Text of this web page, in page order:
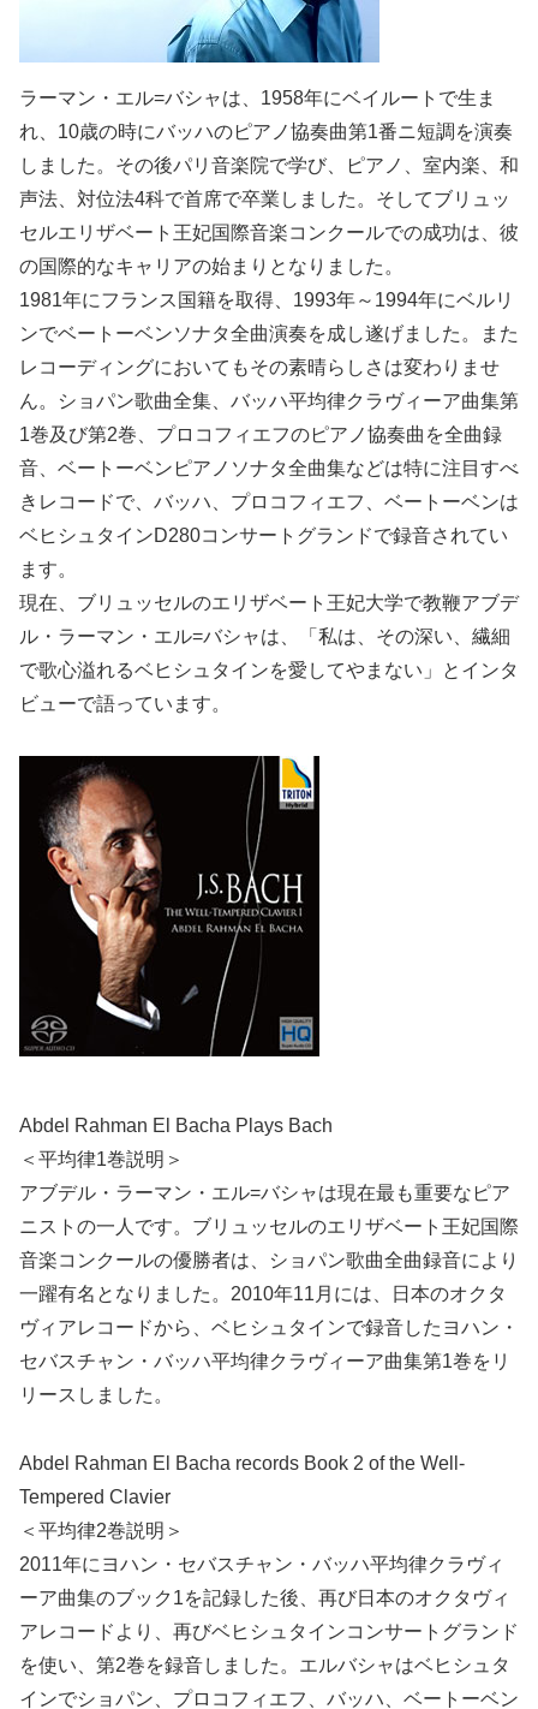
ラーマン・エル=バシャは、1958年にベイルートで生ま
れ、10歳の時にバッハのピアノ協奏曲第1番ニ短調を演奏
しました。その後パリ音楽院で学び、ピアノ、室内楽、和
声法、対位法4科で首席で卒業しました。そしてブリュッ
セルエリザベート王妃国際音楽コンクールでの成功は、彼
の国際的なキャリアの始まりとなりました。
1981年にフランス国籍を取得、1993年～1994年にベルリ
ンでベートーベンソナタ全曲演奏を成し遂げました。また
レコーディングにおいてもその素晴らしさは変わりませ
ん。ショパン歌曲全集、バッハ平均律クラヴィーア曲集第
1巻及び第2巻、プロコフィエフのピアノ協奏曲を全曲録
音、ベートーベンピアノソナタ全曲集などは特に注目すべ
きレコードで、バッハ、プロコフィエフ、ベートーベンは
ベヒシュタインD280コンサートグランドで録音されてい
ます。
現在、ブリュッセルのエリザベート王妃大学で教鞭アブデ
ル・ラーマン・エル=バシャは、「私は、その深い、繊細
で歌心溢れるベヒシュタインを愛してやまない」とインタ
ビューで語っています。
Abdel Rahman El Bacha Plays Bach
＜平均律1巻説明＞
アブデル・ラーマン・エル=バシャは現在最も重要なピア
ニストの一人です。ブリュッセルのエリザベート王妃国際
音楽コンクールの優勝者は、ショパン歌曲全曲録音により
一躍有名となりました。2010年11月には、日本のオクタ
ヴィアレコードから、ベヒシュタインで録音したヨハン・
セバスチャン・バッハ平均律クラヴィーア曲集第1巻をリ
リースしました。
Abdel Rahman El Bacha records Book 2 of the Well-
Tempered Clavier
＜平均律2巻説明＞
2011年にヨハン・セバスチャン・バッハ平均律クラヴィ
ーア曲集のブック1を記録した後、再び日本のオクタヴィ
アレコードより、再びベヒシュタインコンサートグランド
を使い、第2巻を録音しました。エルバシャはベヒシュタ
インでショパン、プロコフィエフ、バッハ、ベートーベン